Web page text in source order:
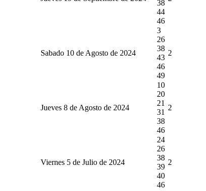
38
44
46
Sabado 10 de Agosto de 2024
3
26
38
43
46
49
2
Jueves 8 de Agosto de 2024
10
20
21
31
38
46
2
Viernes 5 de Julio de 2024
24
26
38
39
40
46
2